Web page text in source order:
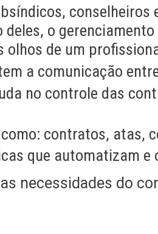
o
de um
a comunicação
no controle das
contratos, atas,
que automatizam e
necessidades do